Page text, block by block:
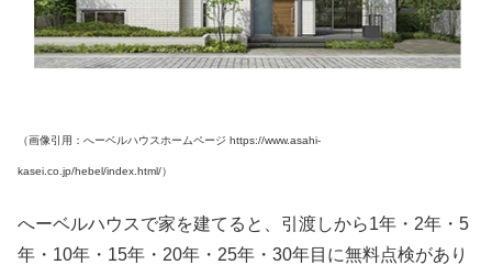
（画像引用：へーベルハウスホームページ https://www.asahi-
kasei.co.jp/hebel/index.html/）
へーベルハウスで家を建てると、引渡しから1年・2年・5
年・10年・15年・20年・25年・30年目に無料点検があり